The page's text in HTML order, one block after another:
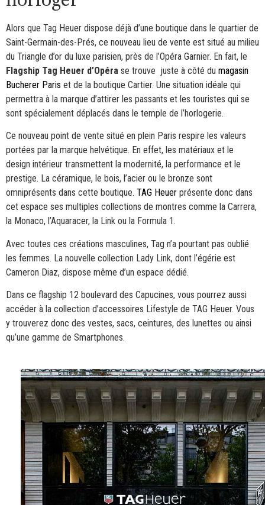
Alors que Tag Heuer dispose déjà d’une boutique dans le quartier de
Saint-Germain-des-Prés, ce nouveau lieu de vente est situé au milieu
du Triangle d’or du luxe parisien, près de l’Opéra Garnier. En fait, le
Flagship Tag Heuer d’Opéra se trouve juste à côté du magasin
Bucherer Paris et de la boutique Cartier. Une situation idéale qui
permettra à la marque d’attirer les passants et les touristes qui se
sont spécialement déplacés dans le temple de l’horlogerie.
Ce nouveau point de vente situé en plein Paris respire les valeurs
portées par la marque helvétique. En effet, les matériaux et le
design intérieur transmettent la modernité, la performance et le
prestige. La céramique, le bois, l’acier ou le bronze sont
omniprésents dans cette boutique. TAG Heuer présente donc dans
cet espace ses multiples collections de montres comme la Carrera,
la Monaco, l’Aquaracer, la Link ou la Formula 1.
Avec toutes ces créations masculines, Tag n’a pourtant pas oublié
les femmes. La nouvelle collection Lady Link, dont l’égérie est
Cameron Diaz, dispose même d’un espace dédié.
Dans ce flagship 12 boulevard des Capucines, vous pourrez aussi
accéder à la collection d’accessoires Lifestyle de TAG Heuer. Vous
y trouverez donc des vestes, sacs, ceintures, des lunettes ou ainsi
qu’une gamme de Smartphones.